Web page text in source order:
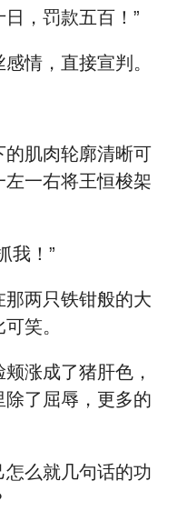
，罚款五百！”
情，直接宣判。
肌肉轮廓清晰可
左一右将王恒梭架
我！”
两只铁钳般的大
笑。
涨成了猪肝色，
了屈辱，更多的
么就几句话的功